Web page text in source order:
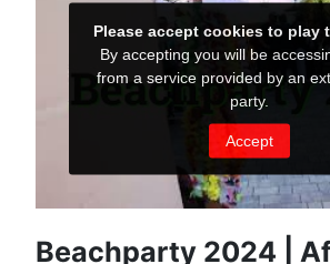
Beachparty 2024 |